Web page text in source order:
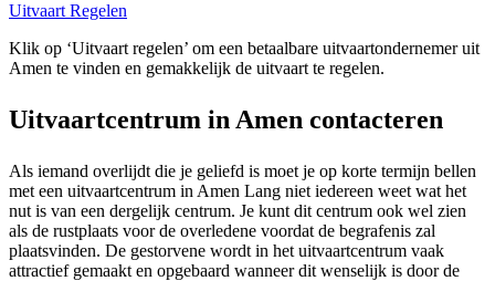
Uitvaart Regelen
Klik op ‘Uitvaart regelen’ om een betaalbare uitvaartondernemer uit
Amen te vinden en gemakkelijk de uitvaart te regelen.
Uitvaartcentrum in Amen contacteren
Als iemand overlijdt die je geliefd is moet je op korte termijn bellen
met een uitvaartcentrum in Amen Lang niet iedereen weet wat het
nut is van een dergelijk centrum. Je kunt dit centrum ook wel zien
als de rustplaats voor de overledene voordat de begrafenis zal
plaatsvinden. De gestorvene wordt in het uitvaartcentrum vaak
attractief gemaakt en opgebaard wanneer dit wenselijk is door de